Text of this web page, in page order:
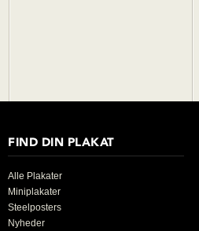
FIND DIN PLAKAT
Alle Plakater
Miniplakater
Steelposters
Nyheder